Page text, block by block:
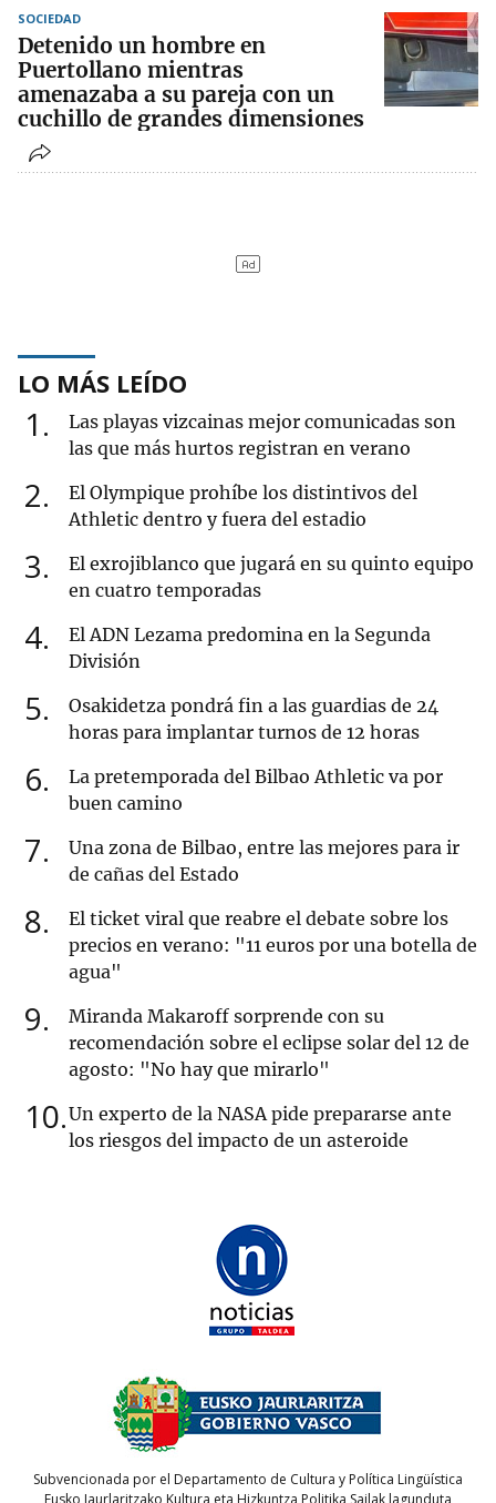
SOCIEDAD
Detenido un hombre en
Puertollano mientras
amenazaba a su pareja con un
cuchillo de grandes dimensiones
LO MÁS LEÍDO
1
Las playas vizcainas mejor comunicadas son
las que más hurtos registran en verano
2
El Olympique prohíbe los distintivos del
Athletic dentro y fuera del estadio
3
El exrojiblanco que jugará en su quinto equipo
en cuatro temporadas
4
El ADN Lezama predomina en la Segunda
División
5
Osakidetza pondrá fin a las guardias de 24
horas para implantar turnos de 12 horas
6
La pretemporada del Bilbao Athletic va por
buen camino
7
Una zona de Bilbao, entre las mejores para ir
de cañas del Estado
8
El ticket viral que reabre el debate sobre los
precios en verano: "11 euros por una botella de
agua"
9
Miranda Makaroff sorprende con su
recomendación sobre el eclipse solar del 12 de
agosto: "No hay que mirarlo"
10 Un experto de la NASA pide prepararse ante
los riesgos del impacto de un asteroide
Subvencionada por el Departamento de Cultura y Política Lingüística